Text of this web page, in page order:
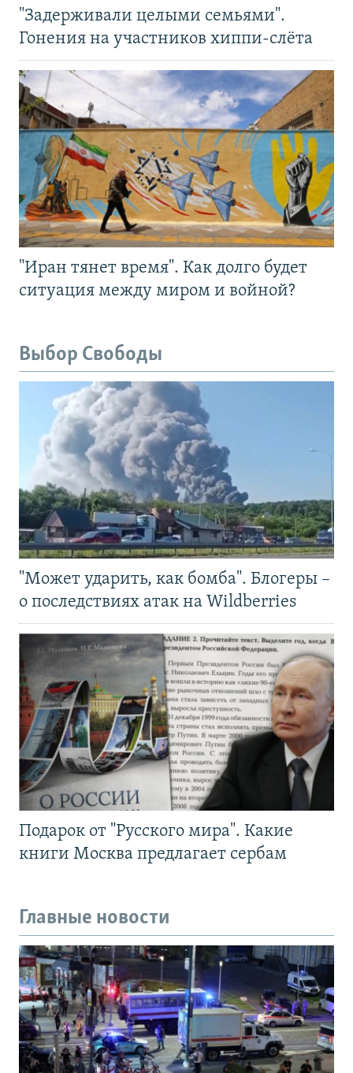
"Задерживали целыми семьями".
Гонения на участников хиппи-слёта
"Иран тянет время". Как долго будет
ситуация между миром и войной?
Выбор Свободы
"Может ударить, как бомба". Блогеры –
о последствиях атак на Wildberries
Подарок от "Русского мира". Какие
книги Москва предлагает сербам
Главные новости